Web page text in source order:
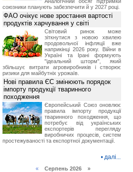
союзники планують забезпечити й у 2027 році.
ФАО очікує нове зростання вартості
продуктів харчування у світі
Світовий ринок може
зіткнутися з новою хвилею
продовольчої інфляції вже
наприкінці 2026 року. Війни в
Україні та Ірані формують
"ідеальний шторм", який
збільшує витрати агровиробників і створює
ризики для майбутніх урожаїв.
Нові правила ЄС змінюють порядок
імпорту продукції тваринного
походження
Європейський Союз оновлює
правила імпорту продукції
тваринного походження, що
потребує від українських
експортерів перегляду
виробничих процесів, систем
простежуваності та експортної документації.
• далі...
«Серпень 2026 »